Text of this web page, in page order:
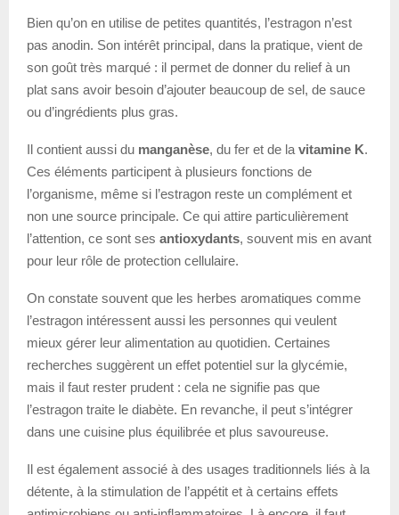
Bien qu’on en utilise de petites quantités, l’estragon n’est
pas anodin. Son intérêt principal, dans la pratique, vient de
son goût très marqué : il permet de donner du relief à un
plat sans avoir besoin d’ajouter beaucoup de sel, de sauce
ou d’ingrédients plus gras.
Il contient aussi du manganèse, du fer et de la vitamine K.
Ces éléments participent à plusieurs fonctions de
l’organisme, même si l’estragon reste un complément et
non une source principale. Ce qui attire particulièrement
l’attention, ce sont ses antioxydants, souvent mis en avant
pour leur rôle de protection cellulaire.
On constate souvent que les herbes aromatiques comme
l’estragon intéressent aussi les personnes qui veulent
mieux gérer leur alimentation au quotidien. Certaines
recherches suggèrent un effet potentiel sur la glycémie,
mais il faut rester prudent : cela ne signifie pas que
l’estragon traite le diabète. En revanche, il peut s’intégrer
dans une cuisine plus équilibrée et plus savoureuse.
Il est également associé à des usages traditionnels liés à la
détente, à la stimulation de l’appétit et à certains effets